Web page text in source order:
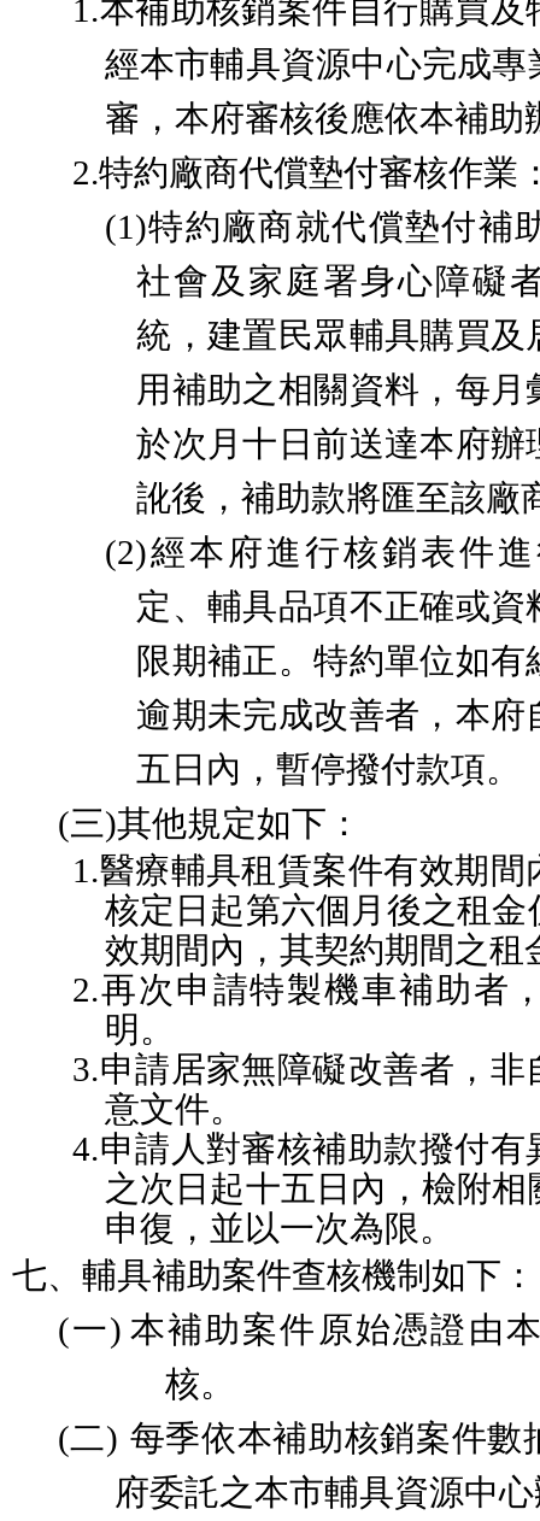
1.本補助核銷案件自行購買
經本市輔具資源中心完成
審，本府審核後應依本補助
2.特約廠商代償墊付審核作業
(1)特約廠商就代償墊付補
社會及家庭署身心障礙
統，建置民眾輔具購買
用補助之相關資料，每
於次月十日前送達本府
訛後，補助款將匯至該廠
(2)經本府進行核銷表件
定、輔具品項不正確或
限期補正。特約單位如
逾期未完成改善者，本
五日內，暫停撥付款項。
(三)其他規定如下：
1.醫療輔具租賃案件有效期
核定日起第六個月後之租
效期間內，其契約期間之租
2.再次申請特製機車補助者
明。
3.申請居家無障礙改善者，
意文件。
4.申請人對審核補助款撥付
之次日起十五日內，檢附
申復，並以一次為限。
七、 輔具補助案件查核機制如下：
(一) 本補助案件原始憑證由
核。
(二) 每季依本補助核銷案件數
府委託之本市輔具資源中